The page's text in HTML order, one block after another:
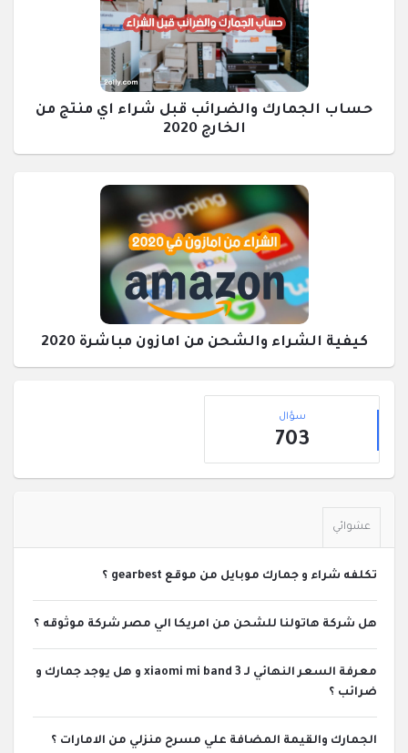
حساب الجمارك والضرائب قبل شراء اي منتج من
الخارج 2020
كيفية الشراء والشحن من امازون مباشرة 2020
القائمة
الجانبية
إحصائيات
سؤال
703
عشوائي
تكلفه شراء و جمارك موبايل من موقع gearbest ؟
هل شركة هاتولنا للشحن من امريكا الي مصر شركة موثوقه ؟
معرفة السعر النهائي لـ xiaomi mi band 3 و هل يوجد جمارك و
ضرائب ؟
الجمارك والقيمة المضافة علي مسرح منزلي من الامارات ؟